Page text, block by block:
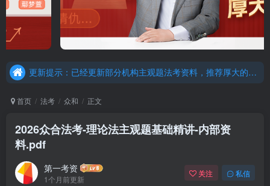
重要通知：因网站调整，现已经关闭手机号登录，请手机注册用户及时添加客服微信（微信号：dykz180），客服会协助将登陆方式更改为邮箱登录！
重要通知：因网站调整，现已经关闭手机号登录，请手机注册用户及时添加客服微信（微信号：dykz180），客服会协助将登陆方式更改为邮箱登录！
更新提示：已经更新部分机构主观题法考资料，推荐厚大的考点清单，高清版，特别适合学习！
首页 法考 众和 正文
2026众合法考-理论法主观题基础精讲-内部资
料.pdf
第一考资
1个月前更新
关注 私信